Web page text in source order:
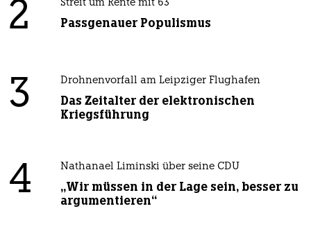
2 Streit um Rente mit 63
Passgenauer Populismus
3 Drohnenvorfall am Leipziger Flughafen
Das Zeitalter der elektronischen
Kriegsführung
4 Nathanael Liminski über seine CDU
„Wir müssen in der Lage sein, besser zu
argumentieren“